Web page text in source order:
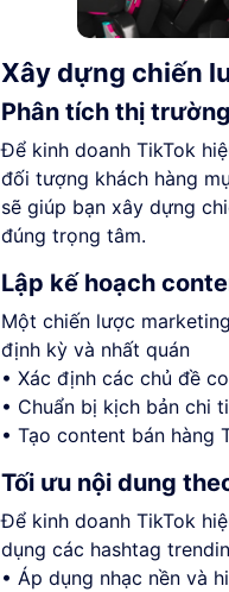
Xây dựng chiến
Phân tích thị
Để kinh doanh TikTok
đối tượng khách hàng
sẽ giúp bạn xây dựng
đúng trọng tâm.
Lập kế hoạch
Một chiến lược
định kỳ và nhất quán
• Xác định các chủ đề
• Chuẩn bị kịch bản chi
• Tạo content bán hàng
Tối ưu nội dung
Để kinh doanh TikTok
dụng các hashtag
• Áp dụng nhạc nền và